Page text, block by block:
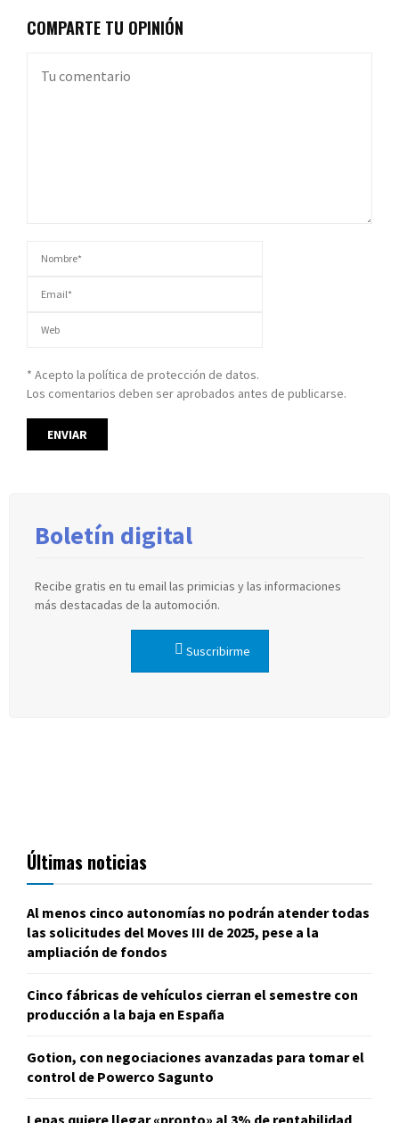
COMPARTE TU OPINIÓN
* Acepto la política de protección de datos.
Los comentarios deben ser aprobados antes de publicarse.
Boletín digital
Recibe gratis en tu email las primicias y las informaciones
más destacadas de la automoción.
Suscribirme
Últimas noticias
Al menos cinco autonomías no podrán atender todas
las solicitudes del Moves III de 2025, pese a la
ampliación de fondos
Cinco fábricas de vehículos cierran el semestre con
producción a la baja en España
Gotion, con negociaciones avanzadas para tomar el
control de Powerco Sagunto
Lepas quiere llegar «pronto» al 3% de rentabilidad